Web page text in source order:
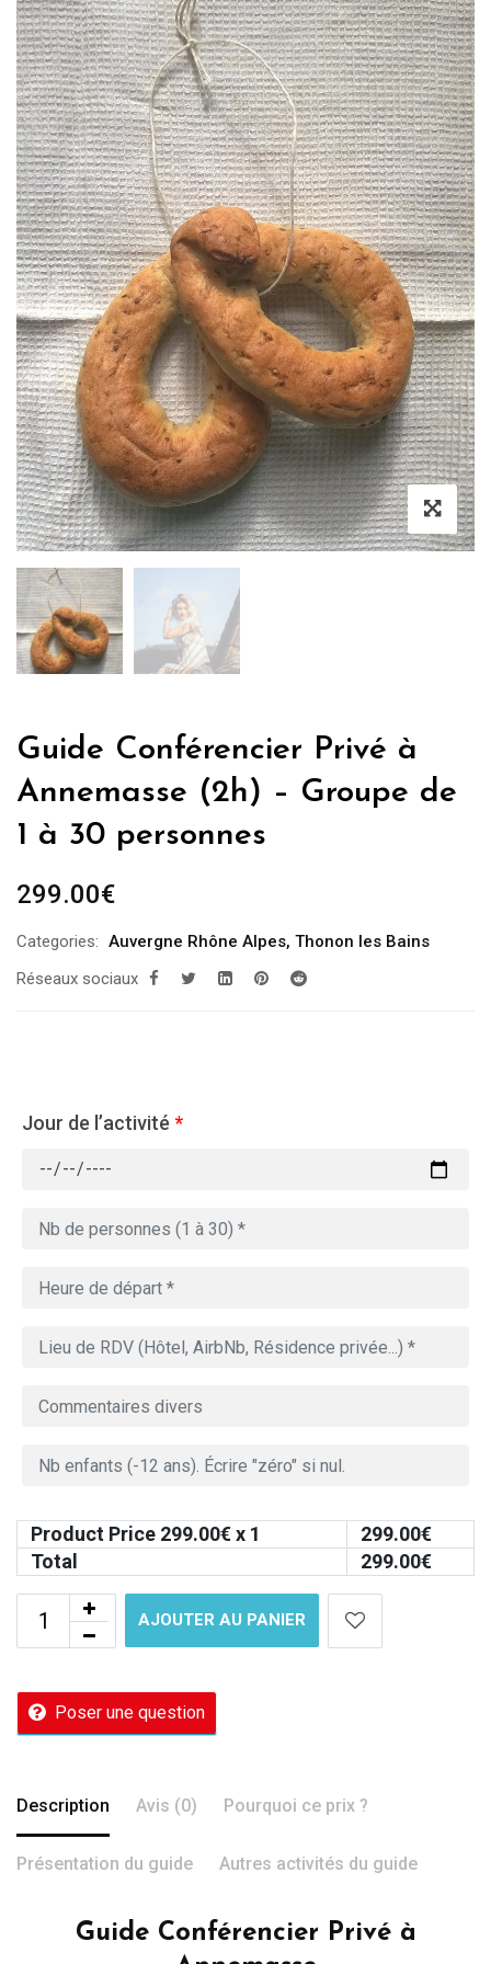
Guide Conférencier Privé à
Annemasse (2h) – Groupe de
1 à 30 personnes
299.00€
Categories: Auvergne Rhône Alpes, Thonon les Bains
Réseaux sociaux
Jour de l’activité *
Product Price 299.00€ x 1 299.00€
Total
299.00€
AJOUTER AU PANIER
Poser une question
Description Avis (0) Pourquoi ce prix ?
Présentation du guide Autres activités du guide
Guide Conférencier Privé à